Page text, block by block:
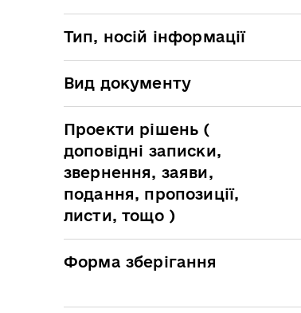
Тип, носій інформації
Вид документу
Проекти рішень (
доповідні записки,
звернення, заяви,
подання, пропозиції,
листи, тощо )
Форма зберігання